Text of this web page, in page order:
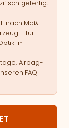
gefertigt
nach Maß
– für
im
Airbag-
FAQ
Space Star